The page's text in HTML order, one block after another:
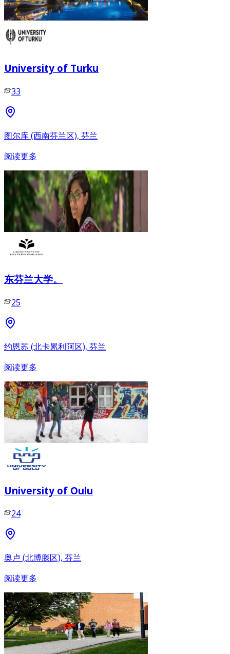
University of Turku
33
图尔库 (西南芬兰区), 芬兰
阅读更多
东芬兰大学。
25
约恩苏 (北卡累利阿区), 芬兰
阅读更多
University of Oulu
24
奥卢 (北博滕区), 芬兰
阅读更多